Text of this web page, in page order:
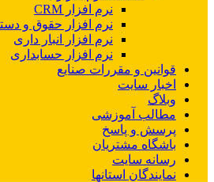
نرم افزار CRM
نرم افزار حقوق و
نرم افزار انبار داری
نرم افزار حسابداری
قوانین و مقررات صنایع
اخبار سایت
وبلاگ
مطالب آموزشی
پرسش و پاسخ
باشگاه مشتریان
رسانه سایت
نمایندگان استانها